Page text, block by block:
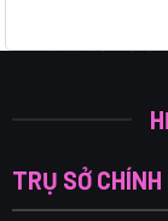
TRỤ SỞ